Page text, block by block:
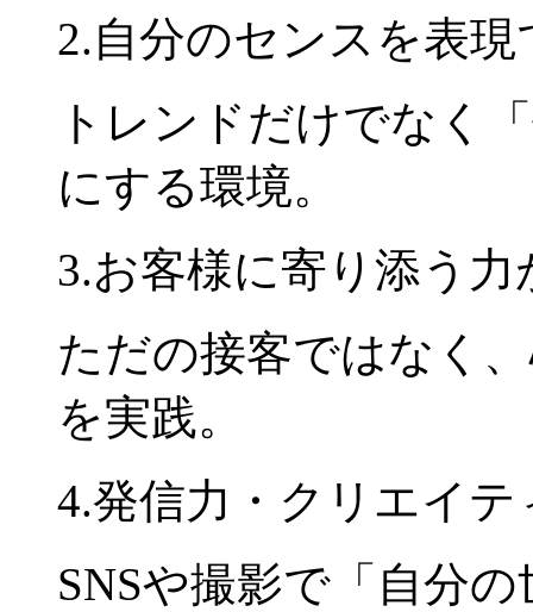
2.自分のセンスを表現
トレンドだけでなく
にする環境。
3.お客様に寄り添う力
ただの接客ではなく
を実践。
4.発信力・クリエイ
SNSや撮影で「自分